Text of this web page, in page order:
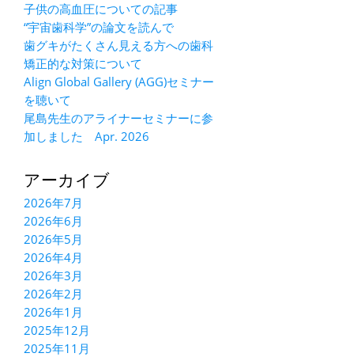
子供の高血圧についての記事
“宇宙歯科学”の論文を読んで
歯グキがたくさん見える方への歯科
矯正的な対策について
Align Global Gallery (AGG)セミナー
を聴いて
尾島先生のアライナーセミナーに参
加しました Apr. 2026
アーカイブ
2026年7月
2026年6月
2026年5月
2026年4月
2026年3月
2026年2月
2026年1月
2025年12月
2025年11月